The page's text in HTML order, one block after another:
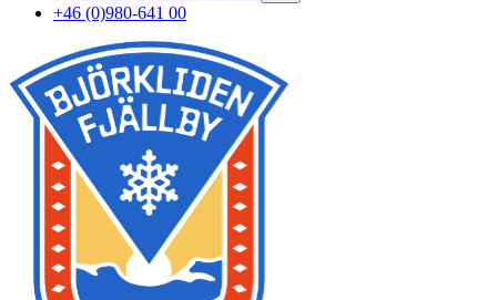
+46 (0)980-641 00